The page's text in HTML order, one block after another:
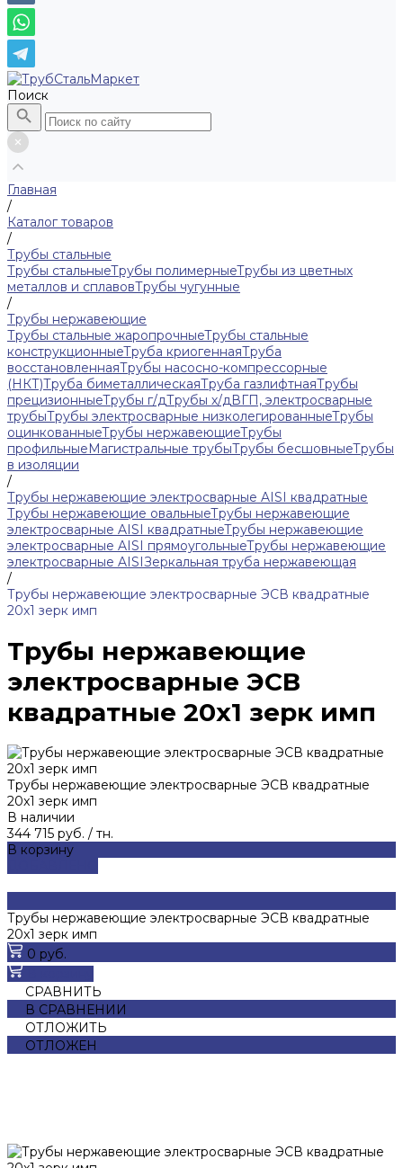
Поиск
Главная
/
Каталог товаров
/
Трубы стальные
Трубы стальныеТрубы полимерныеТрубы из цветных
металлов и сплавовТрубы чугунные
/
Трубы нержавеющие
Трубы стальные жаропрочныеТрубы стальные
конструкционныеТруба криогеннаяТруба
восстановленнаяТрубы насосно-компрессорные
(НКТ)Труба биметаллическаяТруба газлифтнаяТрубы
прецизионныеТрубы г/дТрубы х/дВГП, электросварные
трубыТрубы электросварные низколегированныеТрубы
оцинкованныеТрубы нержавеющиеТрубы
профильныеМагистральные трубыТрубы бесшовныеТрубы
в изоляции
/
Трубы нержавеющие электросварные AISI квадратные
Трубы нержавеющие овальныеТрубы нержавеющие
электросварные AISI квадратныеТрубы нержавеющие
электросварные AISI прямоугольныеТрубы нержавеющие
электросварные AISIЗеркальная труба нержавеющая
/
Трубы нержавеющие электросварные ЭСВ квадратные
20x1 зерк имп
Трубы нержавеющие
электросварные ЭСВ
квадратные 20x1 зерк имп
Трубы нержавеющие электросварные ЭСВ квадратные
20x1 зерк имп
В наличии
344 715 руб. / тн.
В корзину
Трубы нержавеющие электросварные ЭСВ квадратные
20x1 зерк имп
0 руб.
СРАВНИТЬ
В СРАВНЕНИИ
ОТЛОЖИТЬ
ОТЛОЖЕН